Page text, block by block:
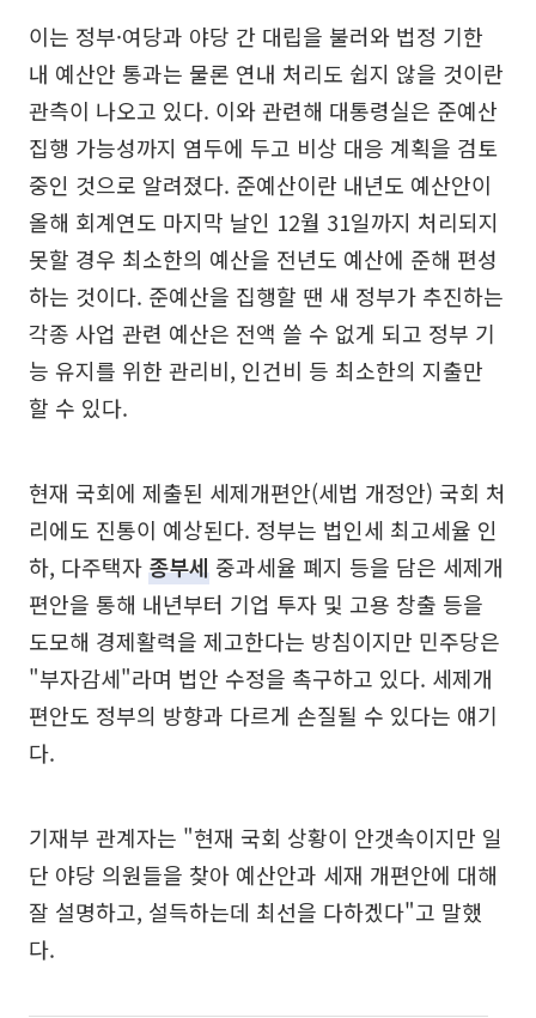
이는 정부·여당과 야당 간 대립을 불러와 법정 기한
내 예산안 통과는 물론 연내 처리도 쉽지 않을 것이란
관측이 나오고 있다. 이와 관련해 대통령실은 준예산
집행 가능성까지 염두에 두고 비상 대응 계획을 검토
중인 것으로 알려졌다. 준예산이란 내년도 예산안이
올해 회계연도 마지막 날인 12월 31일까지 처리되지
못할 경우 최소한의 예산을 전년도 예산에 준해 편성
하는 것이다. 준예산을 집행할 땐 새 정부가 추진하는
각종 사업 관련 예산은 전액 쓸 수 없게 되고 정부 기
능 유지를 위한 관리비, 인건비 등 최소한의 지출만
할 수 있다.
현재 국회에 제출된 세제개편안(세법 개정안) 국회 처
리에도 진통이 예상된다. 정부는 법인세 최고세율 인
하, 다주택자종부세 중과세율 폐지 등을 담은 세제개
편안을 통해 내년부터 기업 투자 및 고용 창출 등을
도모해 경제활력을 제고한다는 방침이지만 민주당은
"부자감세"라며 법안 수정을 촉구하고 있다. 세제개
편안도 정부의 방향과 다르게 손질될 수 있다는 얘기
다.
기재부 관계자는 "현재 국회 상황이 안갯속이지만 일
단 야당 의원들을 찾아 예산안과 세재 개편안에 대해
잘 설명하고, 설득하는데 최선을 다하겠다"고 말했
다.